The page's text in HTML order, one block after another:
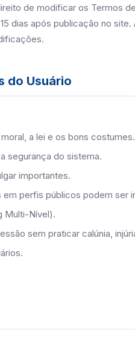
de modificar os Termos
dias após publicação no
do Usuário
a lei e os bons costumes.
segurança do sistema.
importantes.
em perfis públicos podem ser
Multi-Nível).
sem praticar calúnia,